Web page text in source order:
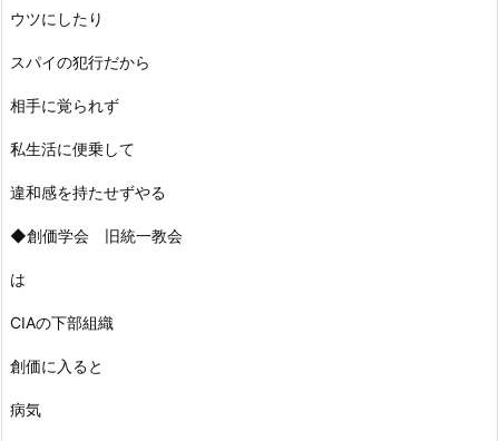
ウツにしたり
スパイの犯行だから
相手に覚られず
私生活に便乗して
違和感を持たせずやる
◆創価学会 旧統一教会
は
CIAの下部組織
創価に入ると
病気